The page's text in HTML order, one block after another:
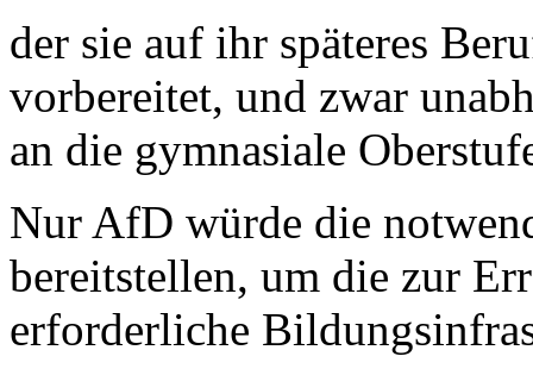
der sie auf ihr späteres
vorbereitet, und zwar
an die gymnasiale
Nur AfD würde die
bereitstellen, um die zur
erforderliche